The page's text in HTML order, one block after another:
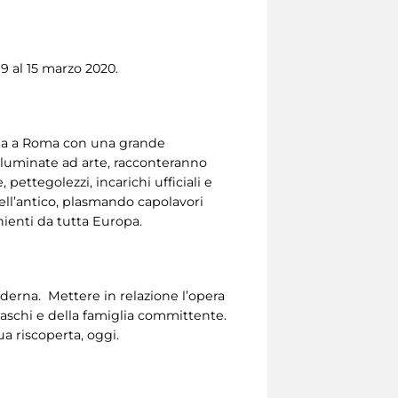
al 15 marzo 2020.
a Roma con una grande
ad arte, racconteranno
pettegolezzi, incarichi ufficiali e
plasmando capolavori
da tutta Europa.
Mettere in relazione l’opera
e della famiglia committente.
riscoperta, oggi.